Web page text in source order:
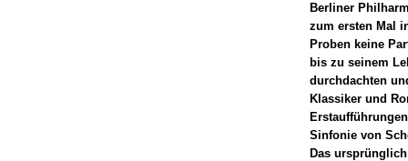
Berliner
zum ersten Mal
Proben keine
bis zu seinem
durchdachten
Klassiker und
Sinfonie von
Das